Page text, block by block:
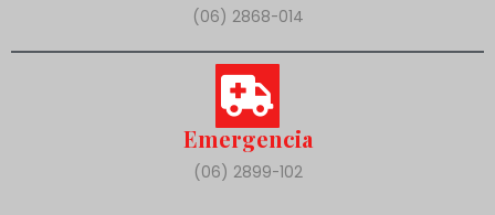
(06) 2868-014
Emergencia
(06) 2899-102